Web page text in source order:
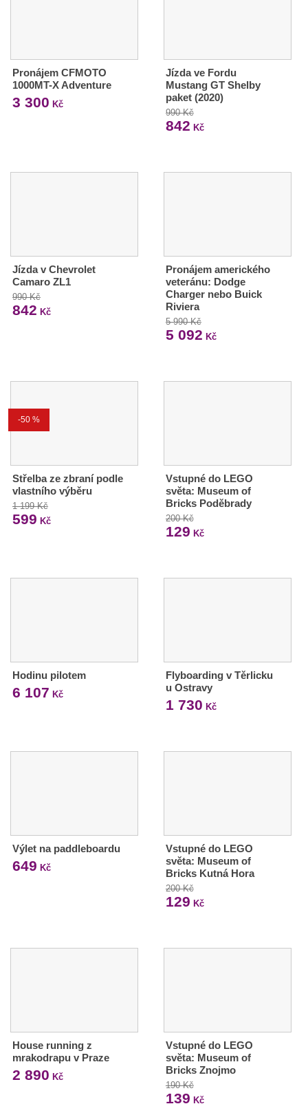
Pronájem CFMOTO
1000MT-X Adventure
3 300 Kč
Jízda ve Fordu
Mustang GT Shelby
paket (2020)
990 Kč
842 Kč
Jízda v Chevrolet
Camaro ZL1
990 Kč
842 Kč
Pronájem amerického
veteránu: Dodge
Charger nebo Buick
Riviera
5 990 Kč
5 092 Kč
-50 %
Střelba ze zbraní podle
vlastního výběru
1 199 Kč
599 Kč
Vstupné do LEGO
světa: Museum of
Bricks Poděbrady
200 Kč
129 Kč
Hodinu pilotem
6 107 Kč
Flyboarding v Těrlicku
u Ostravy
1 730 Kč
Výlet na paddleboardu
649 Kč
Vstupné do LEGO
světa: Museum of
Bricks Kutná Hora
200 Kč
129 Kč
House running z
mrakodrapu v Praze
2 890 Kč
Vstupné do LEGO
světa: Museum of
Bricks Znojmo
190 Kč
139 Kč